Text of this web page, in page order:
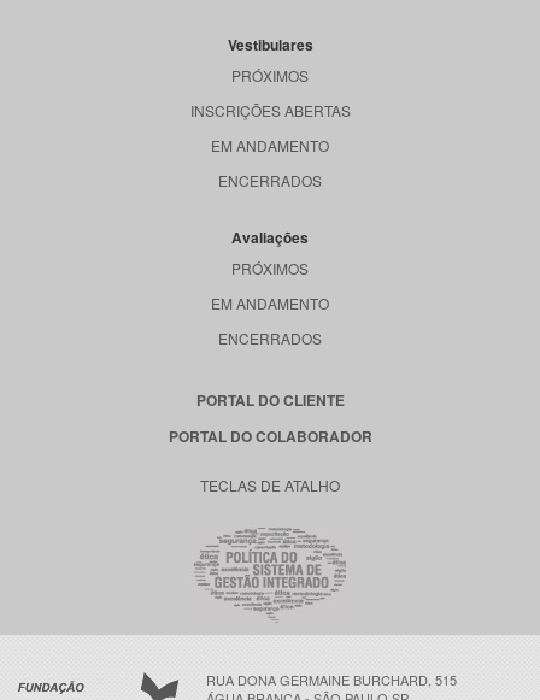
Vestibulares
PRÓXIMOS
INSCRIÇÕES ABERTAS
EM ANDAMENTO
ENCERRADOS
Avaliações
PRÓXIMOS
EM ANDAMENTO
ENCERRADOS
PORTAL DO CLIENTE
PORTAL DO COLABORADOR
TECLAS DE ATALHO
RUA DONA GERMAINE BURCHARD, 515